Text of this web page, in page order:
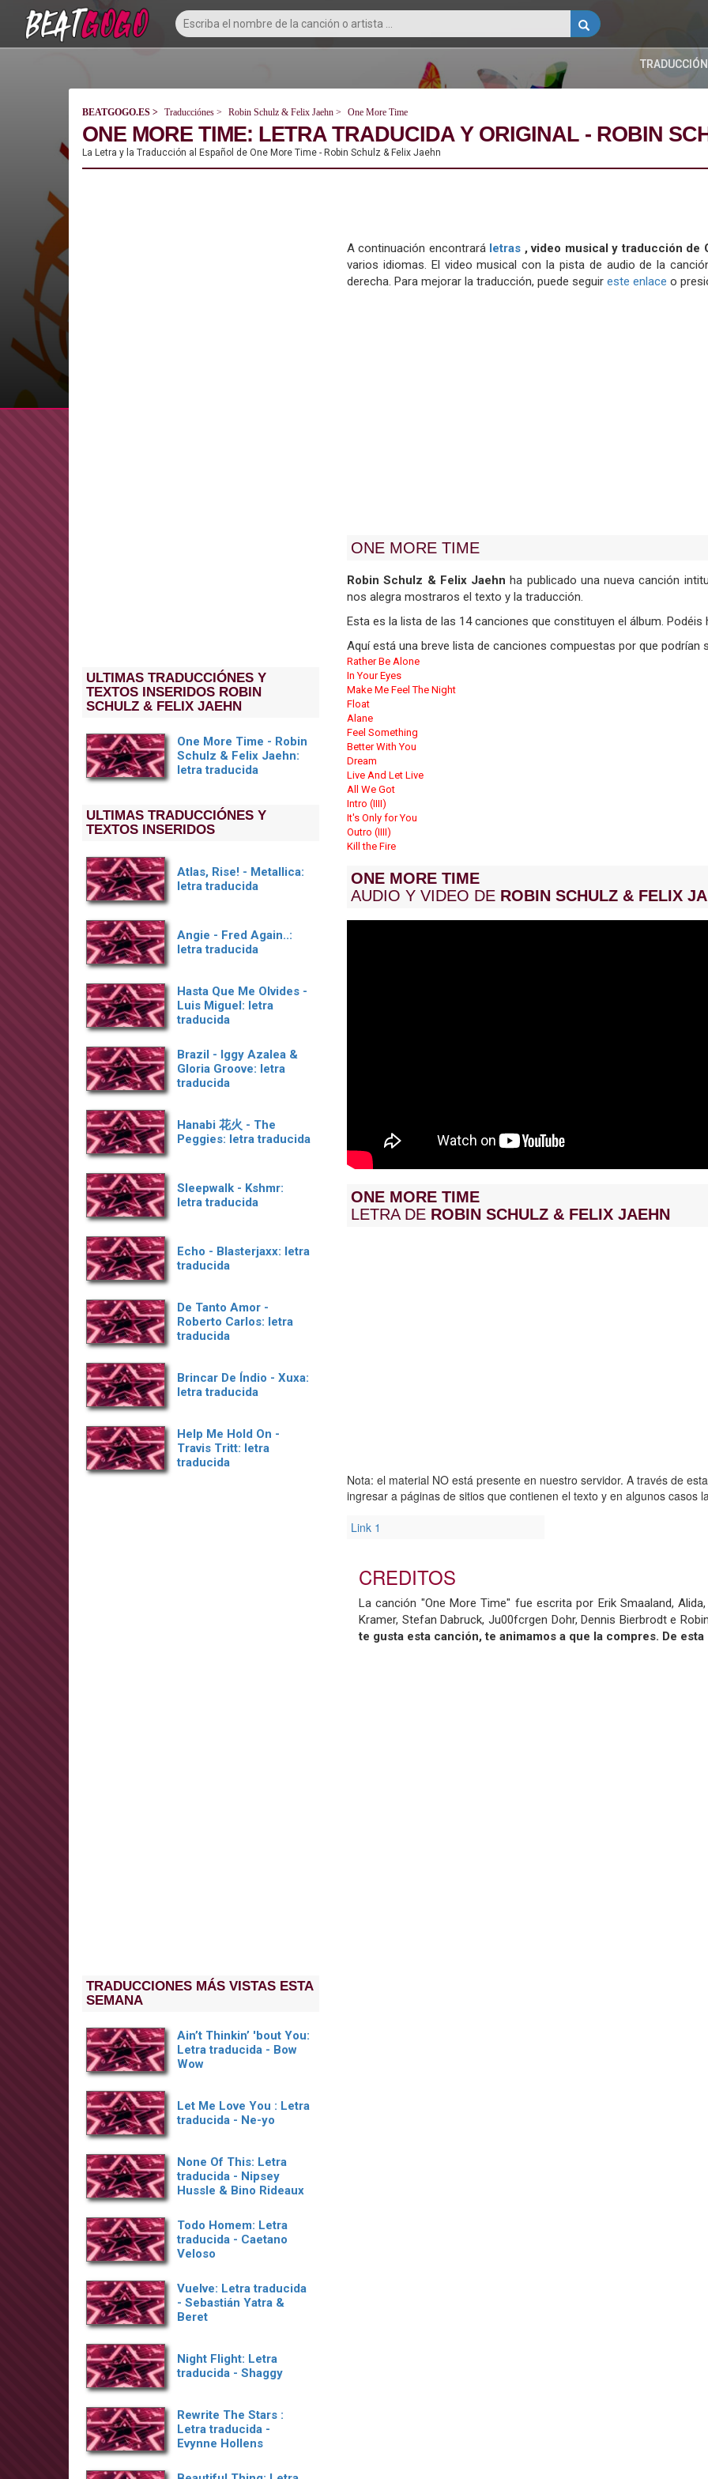
BEATGOGO.ES Traducciónes Robin Schulz & Felix Jaehn One More Time
ONE MORE TIME: LETRA TRADUCIDA Y ORIGINAL - ROBIN
La Letra y la Traducción al Español de One More Time - Robin Schulz & Felix Jaehn
A continuación encontrará letras , video musical y traducción de
varios idiomas. El video musical con la pista de audio de la
derecha. Para mejorar la traducción, puede seguir este enlace o
ONE MORE TIME
Robin Schulz & Felix Jaehn ha publicado una nueva canción
nos alegra mostraros el texto y la traducción.
Esta es la lista de las 14 canciones que constituyen el álbum.
Aquí está una breve lista de canciones compuestas por que
Rather Be Alone
In Your Eyes
Make Me Feel The Night
Float
Alane
Feel Something
Better With You
Dream
Live And Let Live
All We Got
Intro (IIII)
It's Only for You
Outro (IIII)
Kill the Fire
ONE MORE TIME
AUDIO Y VIDEO DE ROBIN SCHULZ & FELIX
ONE MORE TIME
LETRA DE ROBIN SCHULZ & FELIX JAEHN
Nota: el material NO está presente en nuestro servidor. A través de
ingresar a páginas de sitios que contienen el texto y en algunos casos
Link 1
CREDITOS
La canción "One More Time" fue escrita por Erik Smaaland,
Kramer, Stefan Dabruck, Ju00fcrgen Dohr, Dennis Bierbrodt e
te gusta esta canción, te animamos a que la compres. De esta
ULTIMAS TRADUCCIÓNES Y
TEXTOS INSERIDOS ROBIN
SCHULZ & FELIX JAEHN
One More Time - Robin
Schulz & Felix Jaehn:
letra traducida
ULTIMAS TRADUCCIÓNES Y
TEXTOS INSERIDOS
Atlas, Rise! - Metallica:
letra traducida
Angie - Fred Again..:
letra traducida
Hasta Que Me Olvides -
Luis Miguel: letra
traducida
Brazil - Iggy Azalea &
Gloria Groove: letra
traducida
Hanabi 花火 - The
Peggies: letra traducida
Sleepwalk - Kshmr:
letra traducida
Echo - Blasterjaxx: letra
traducida
De Tanto Amor -
Roberto Carlos: letra
traducida
Brincar De Índio - Xuxa:
letra traducida
Help Me Hold On -
Travis Tritt: letra
traducida
TRADUCCIONES MÁS VISTAS ESTA
SEMANA
Ain’t Thinkin’ 'bout You:
Letra traducida - Bow
Wow
Let Me Love You : Letra
traducida - Ne-yo
None Of This: Letra
traducida - Nipsey
Hussle & Bino Rideaux
Todo Homem: Letra
traducida - Caetano
Veloso
Vuelve: Letra traducida
- Sebastián Yatra &
Beret
Night Flight: Letra
traducida - Shaggy
Rewrite The Stars :
Letra traducida -
Evynne Hollens